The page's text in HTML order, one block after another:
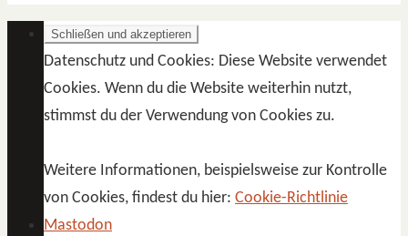
Datenschutz und Cookies: Diese Website verwendet
Cookies. Wenn du die Website weiterhin nutzt,
stimmst du der Verwendung von Cookies zu.
Weitere Informationen, beispielsweise zur Kontrolle
von Cookies, findest du hier: Cookie-Richtlinie
Mastodon